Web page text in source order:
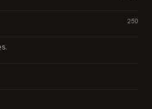
250